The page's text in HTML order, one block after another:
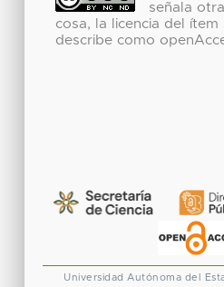
señala otra
cosa, la licencia del ítem
describe como
Universidad Autónoma del